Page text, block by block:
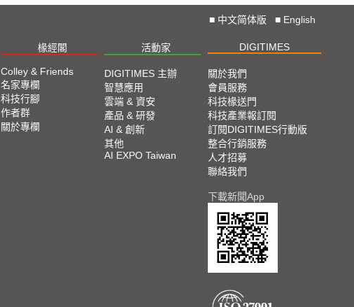
■ 中文简体版 ■ English
椽經閣 活動家 DIGITIMES
Colley & Friends
名家專欄
科技行腳
作者群
關於專欄
DIGITIMES 主辦
智慧應用
雲端 & 資安
產品 & 研發
AI & 創新
其他
AI EXPO Taiwan
關於我們
會員服務
科技椽送門
科技產業報訂閱
訂閱DIGITIMES行動版
整合行銷服務
人才招募
聯絡我們
下載新聞App